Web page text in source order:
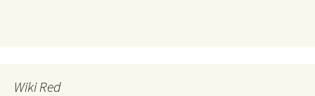
Wiki Red